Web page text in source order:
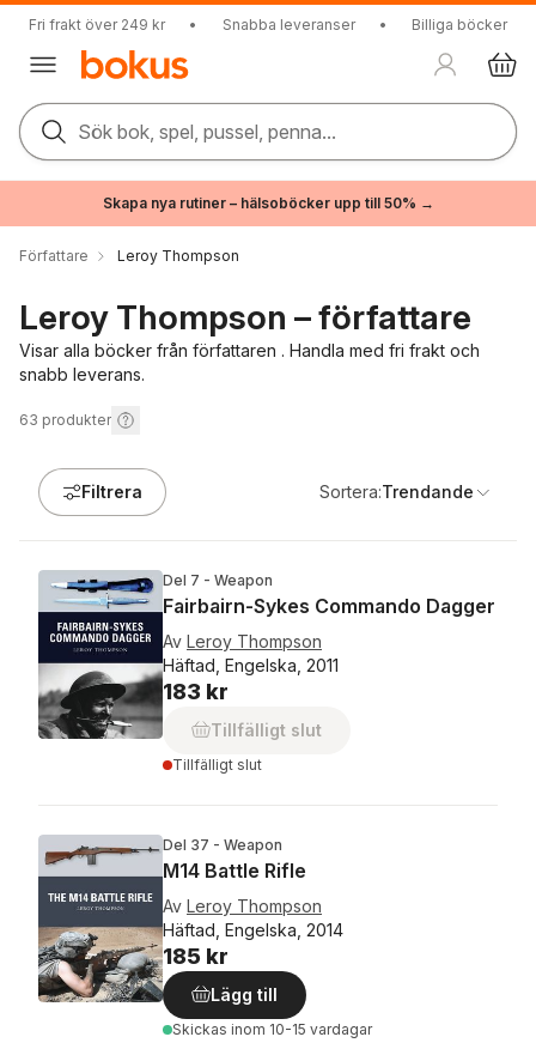
Fri frakt över 249 kr • Snabba leveranser • Billiga böcker
Sök bok, spel, pussel, penna...
Skapa nya rutiner – hälsoböcker upp till 50% →
Författare Leroy Thompson
Leroy Thompson – författare
Visar alla böcker från författaren . Handla med fri frakt och
snabb leverans.
63 produkter
Filtrera Sortera:Trendande
Del 7 - Weapon
Fairbairn-Sykes Commando Dagger
Av Leroy Thompson
Häftad, Engelska, 2011
183 kr
Tillfälligt slut
Tillfälligt slut
Del 37 - Weapon
M14 Battle Rifle
Av Leroy Thompson
Häftad, Engelska, 2014
185 kr
Lägg till
Skickas inom 10-15 vardagar